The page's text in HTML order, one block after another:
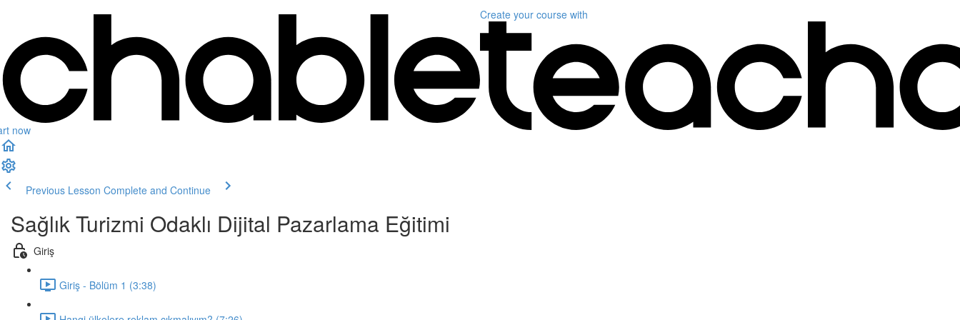
now
Create your course with
Previous Lesson Complete and Continue
Sağlık Turizmi Odaklı Dijital Pazarlama Eğitimi
Giriş
Giriş - Bölüm 1 (3:38)